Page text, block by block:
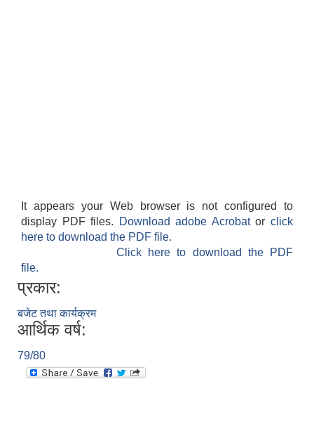
It appears your Web browser is not configured to
display PDF files.
Download adobe Acrobatorclick
here to download the PDF file.
Click here to download the PDF
file.
प्रकार:
बजेट तथा कार्यक्रम
आर्थिक वर्ष:
79/80